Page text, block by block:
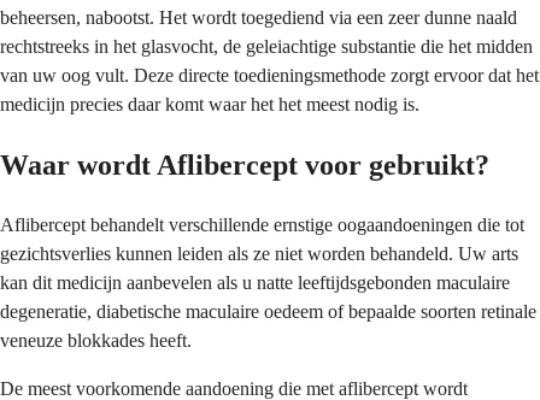
beheersen, nabootst. Het wordt toegediend via een zeer dunne naald
rechtstreeks in het glasvocht, de geleiachtige substantie die het midden
van uw oog vult. Deze directe toedieningsmethode zorgt ervoor dat het
medicijn precies daar komt waar het het meest nodig is.
Waar wordt Aflibercept voor gebruikt?
Aflibercept behandelt verschillende ernstige oogaandoeningen die tot
gezichtsverlies kunnen leiden als ze niet worden behandeld. Uw arts
kan dit medicijn aanbevelen als u natte leeftijdsgebonden maculaire
degeneratie, diabetische maculaire oedeem of bepaalde soorten retinale
veneuze blokkades heeft.
De meest voorkomende aandoening die met aflibercept wordt